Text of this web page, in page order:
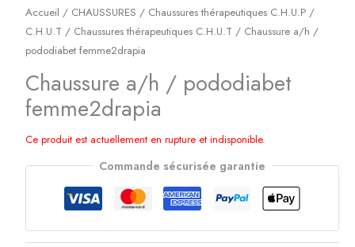
Accueil / CHAUSSURES / Chaussures thérapeutiques C.H.U.P /
C.H.U.T / Chaussures thérapeutiques C.H.U.T / Chaussure a/h /
pododiabet femme2drapia
Chaussure a/h / pododiabet
femme2drapia
Ce produit est actuellement en rupture et indisponible.
Commande sécurisée garantie